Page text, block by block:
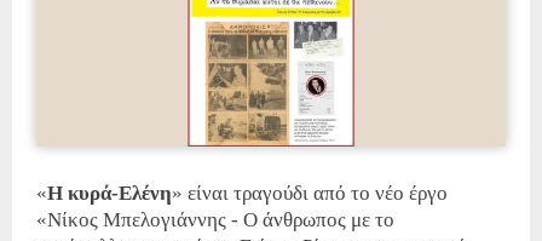
«Η κυρά-Ελένη» είναι τραγούδι από το νέο έργο
«Νίκος Μπελογιάννης - Ο άνθρωπος με το